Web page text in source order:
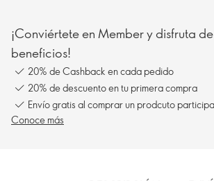
¡Conviértete en Member y disfruta
beneficios!
20% de Cashback en cada pedido
20% de descuento en tu primera compra
Envío gratis al comprar un prodcuto
Conoce más